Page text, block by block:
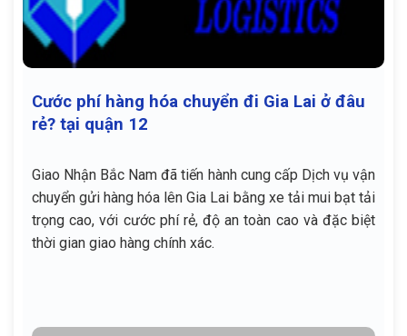
Cước phí hàng hóa chuyển đi Gia Lai ở đâu
rẻ? tại quận 12
Giao Nhận Bắc Nam đã tiến hành cung cấp Dịch vụ vận
chuyển gửi hàng hóa lên Gia Lai bằng xe tải mui bạt tải
trọng cao, với cước phí rẻ, độ an toàn cao và đặc biệt
thời gian giao hàng chính xác.